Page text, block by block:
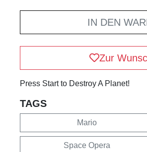
IN DEN
Zur
Press Start to Destroy A Planet!
TAGS
Mario
Space Opera